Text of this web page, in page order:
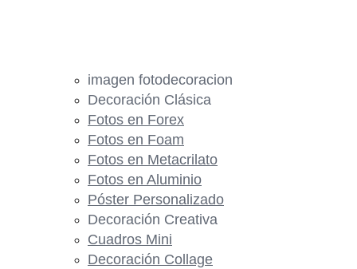
imagen fotodecoracion
Decoración Clásica
Fotos en Forex
Fotos en Foam
Fotos en Metacrilato
Fotos en Aluminio
Póster Personalizado
Decoración Creativa
Cuadros Mini
Decoración Collage